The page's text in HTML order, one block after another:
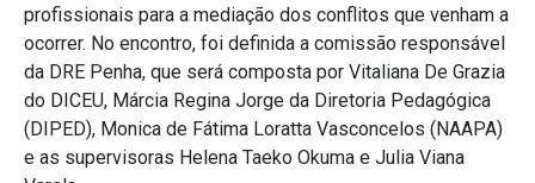
profissionais para a mediação dos conflitos que venham a
ocorrer. No encontro, foi definida a comissão responsável
da DRE Penha, que será composta por Vitaliana De Grazia
do DICEU, Márcia Regina Jorge da Diretoria Pedagógica
(DIPED), Monica de Fátima Loratta Vasconcelos (NAAPA)
e as supervisoras Helena Taeko Okuma e Julia Viana